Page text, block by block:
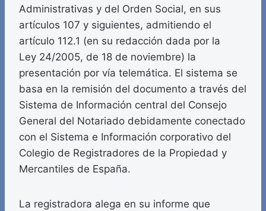
Administrativas y del Orden Social, en sus
artículos 107 y siguientes, admitiendo el
artículo 112.1 (en su redacción dada por la
Ley 24/2005, de 18 de noviembre) la
presentación por vía telemática. El sistema se
basa en la remisión del documento a través del
Sistema de Información central del Consejo
General del Notariado debidamente conectado
con el Sistema e Información corporativo del
Colegio de Registradores de la Propiedad y
Mercantiles de España.
La registradora alega en su informe que